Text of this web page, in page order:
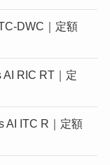
DWC｜定額
RIC RT｜定
AI ITC R｜定額